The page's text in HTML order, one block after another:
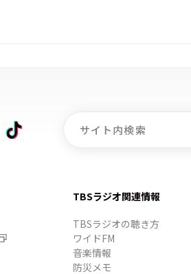
TBSラジオ関連情報
TBSラジオの聴き方
ワイドFM
音楽情報
防災メモ